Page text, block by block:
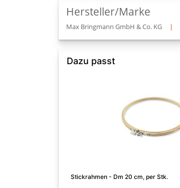
Hersteller/Marke
Max Bringmann GmbH & Co. KG |
Dazu passt
Stickrahmen - Dm 20 cm, per Stk.